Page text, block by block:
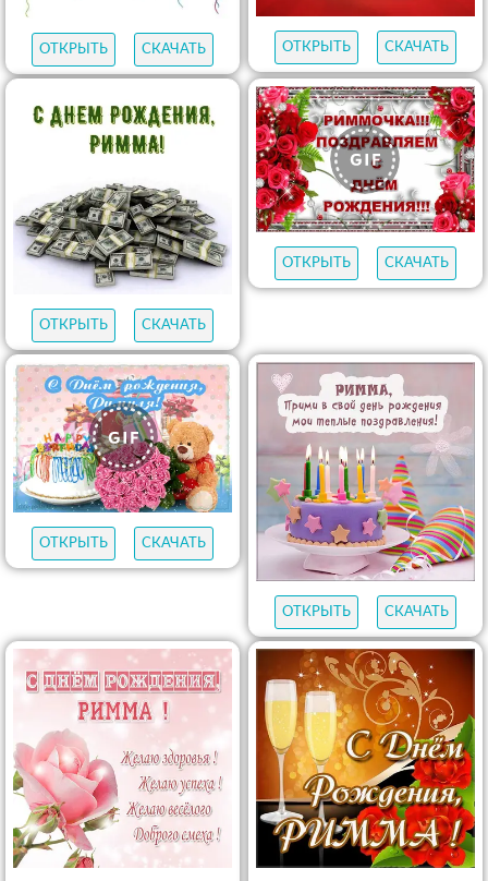
ОТКРЫТЬ СКАЧАТЬ ОТКРЫТЬ СКАЧАТЬ
ОТКРЫТЬ СКАЧАТЬ
ОТКРЫТЬ СКАЧАТЬ
ОТКРЫТЬ СКАЧАТЬ
ОТКРЫТЬ СКАЧАТЬ